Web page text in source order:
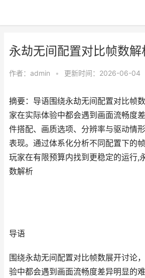
永劫无间配置对比帧数解
作者： admin • 更新时间：2026-06-04
摘要：导语围绕永劫无间配置对比帧
家在实际体验中都会遇到画面流畅度
件搭配、画质选项、分辨率与驱动情
表现。通过体系化分析不同配置下的
玩家在有限预算内找到更稳定的运行,
数解析
导语
围绕永劫无间配置对比帧数展开讨论
验中都会遇到画面流畅度差异明显的